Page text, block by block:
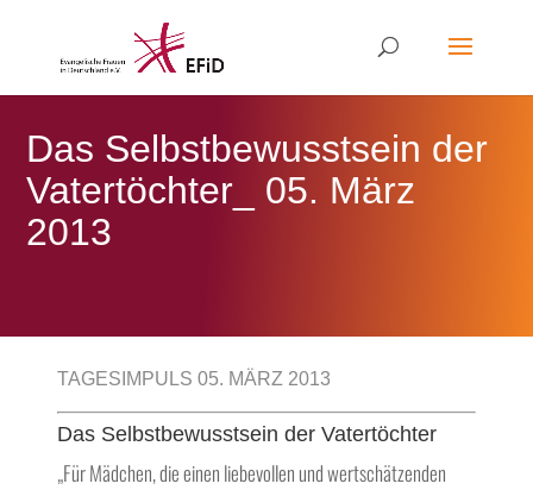
Das Selbstbewusstsein der
Vatertöchter_ 05. März
2013
TAGESIMPULS 05. MÄRZ 2013
Das Selbstbewusstsein der Vatertöchter
„Für Mädchen, die einen liebevollen und wertschätzenden